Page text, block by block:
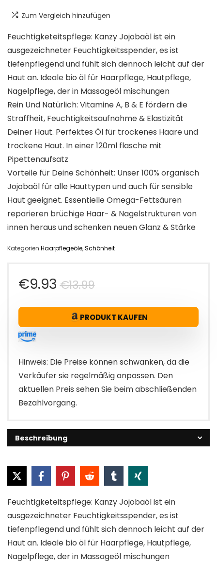
Zum Vergleich hinzufügen
Feuchtigketeitspflege: Kanzy Jojobaöl ist ein
ausgezeichneter Feuchtigkeitsspender, es ist
tiefenpflegend und fühlt sich dennoch leicht auf der
Haut an. Ideale bio öl für Haarpflege, Hautpflege,
Nagelpflege, der in Massageöl mischungen
Rein Und Natürlich: Vitamine A, B & E fördern die
Straffheit, Feuchtigkeitsaufnahme & Elastizität
Deiner Haut. Perfektes Öl für trockenes Haare und
trockene Haut. In einer 120ml flasche mit
Pipettenaufsatz
Vorteile für Deine Schönheit: Unser 100% organisch
Jojobaöl für alle Hauttypen und auch für sensible
Haut geeignet. Essentielle Omega-Fettsäuren
reparieren brüchige Haar- & Nagelstrukturen von
innen heraus und schenken neuen Glanz & Stärke
Kategorien Haarpflegeöle,Schönheit
€13.99Ursprünglicher
Preis
war:
€9.93
Aktueller
Preis
ist:
PRODUKT KAUFEN
Hinweis: Die Preise können schwanken, da die
Verkäufer sie regelmäßig anpassen. Den
aktuellen Preis sehen Sie beim abschließenden
Bezahlvorgang.
Beschreibung
Feuchtigketeitspflege: Kanzy Jojobaöl ist ein
ausgezeichneter Feuchtigkeitsspender, es ist
tiefenpflegend und fühlt sich dennoch leicht auf der
Haut an. Ideale bio öl für Haarpflege, Hautpflege,
Nagelpflege, der in Massageöl mischungen